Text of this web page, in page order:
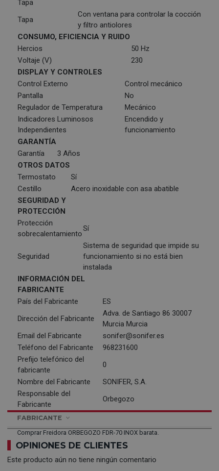
Tapa
Tapa
Con ventana para controlar la cocción
y filtro antiolores
CONSUMO, EFICIENCIA Y RUIDO
Hercios
50 Hz
Voltaje (V)
230
DISPLAY Y CONTROLES
Control Externo
Control mecánico
Pantalla
No
Regulador de Temperatura
Mecánico
Indicadores Luminosos
Independientes
Encendido y
funcionamiento
GARANTÍA
Garantía
3 Años
OTROS DATOS
Termostato
Sí
Cestillo
Acero inoxidable con asa abatible
SEGURIDAD Y
PROTECCIÓN
Protección
sobrecalentamiento
Sí
Seguridad
Sistema de seguridad que impide su
funcionamiento si no está bien
instalada
INFORMACIÓN DEL
FABRICANTE
País del Fabricante
ES
Dirección del Fabricante
Adva. de Santiago 86 30007
Murcia Murcia
Email del Fabricante
sonifer@sonifer.es
Teléfono del Fabricante
968231600
Prefijo telefónico del
fabricante
0
Nombre del Fabricante
SONIFER, S.A.
Responsable del
Fabricante
Orbegozo
FABRICANTE
Comprar Freidora ORBEGOZO FDR-70 INOX barata.
OPINIONES DE CLIENTES
Este producto aún no tiene ningún comentario